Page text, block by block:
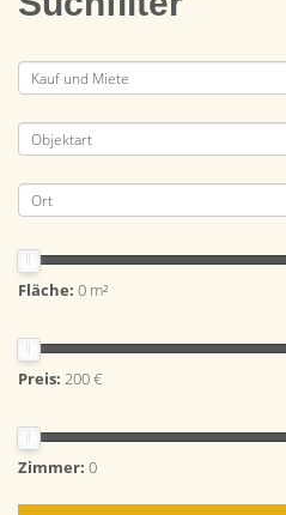
Fläche: 0 m²
Preis: 200 €
Zimmer: 0